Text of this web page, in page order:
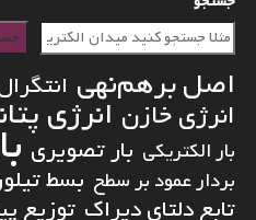
اصل برهم‌نهی
انرژی خازن انرژی
بار الکتریکی بار تصویری
بردار عمود بر سطح بسط
تابع دلتای دیراک توزیع